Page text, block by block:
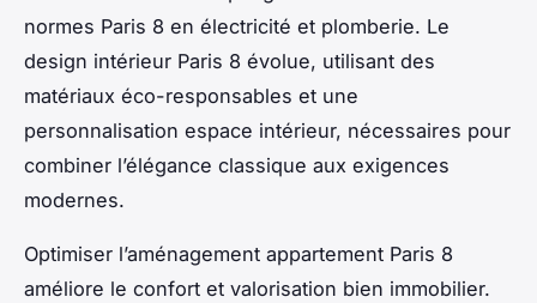
normes Paris 8 en électricité et plomberie. Le
design intérieur Paris 8 évolue, utilisant des
matériaux éco-responsables et une
personnalisation espace intérieur, nécessaires pour
combiner l’élégance classique aux exigences
modernes.
Optimiser l’aménagement appartement Paris 8
améliore le confort et valorisation bien immobilier.